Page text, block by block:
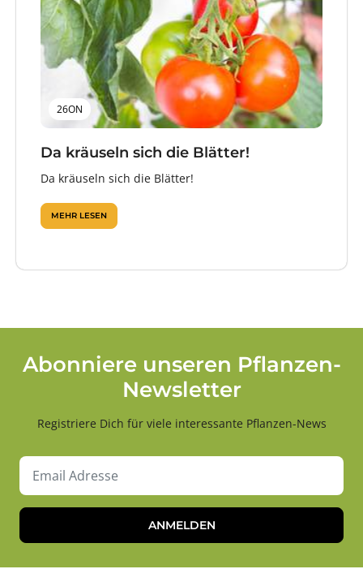
26ON
Da kräuseln sich die Blätter!
Da kräuseln sich die Blätter!
MEHR LESEN
Abonniere unseren Pflanzen-
Newsletter
Registriere Dich für viele interessante Pflanzen-News
ANMELDEN